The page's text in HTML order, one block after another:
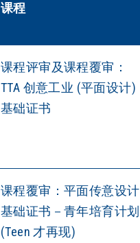
课程
课程评审及课程覆审：
TTA 创意工业 (平面设计)
基础证书
课程覆审：平面传意设计
基础证书－青年培育计划
(Teen 才再现)